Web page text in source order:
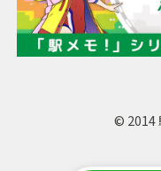
© 2014